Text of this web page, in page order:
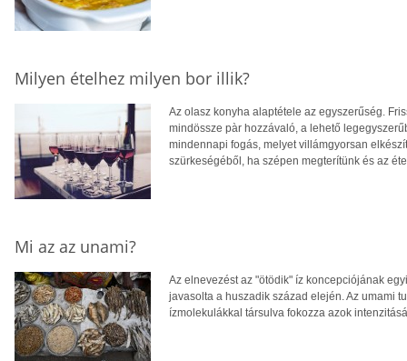
Milyen ételhez milyen bor illik?
Az olasz konyha alaptétele az egyszerűség.
mindössze pàr hozzávaló, a lehető
mindennapi fogás, melyet villámgyorsan
szürkeségéből, ha szépen megterítünk és az
Mi az az unami?
Az elnevezést az "ötödik" íz koncepciójának
javasolta a huszadik század elején. Az umami
ízmolekulákkal társulva fokozza azok